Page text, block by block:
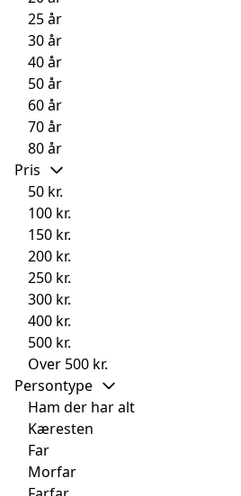
25 år
30 år
40 år
50 år
60 år
70 år
80 år
Pris
50 kr.
100 kr.
150 kr.
200 kr.
250 kr.
300 kr.
400 kr.
500 kr.
Over 500 kr.
Persontype
Ham der har alt
Kæresten
Far
Morfar